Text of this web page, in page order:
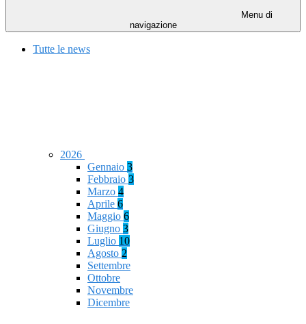
Menu di
navigazione
Tutte le news
2026
Gennaio 3
Febbraio 3
Marzo 4
Aprile 6
Maggio 6
Giugno 3
Luglio 10
Agosto 2
Settembre
Ottobre
Novembre
Dicembre